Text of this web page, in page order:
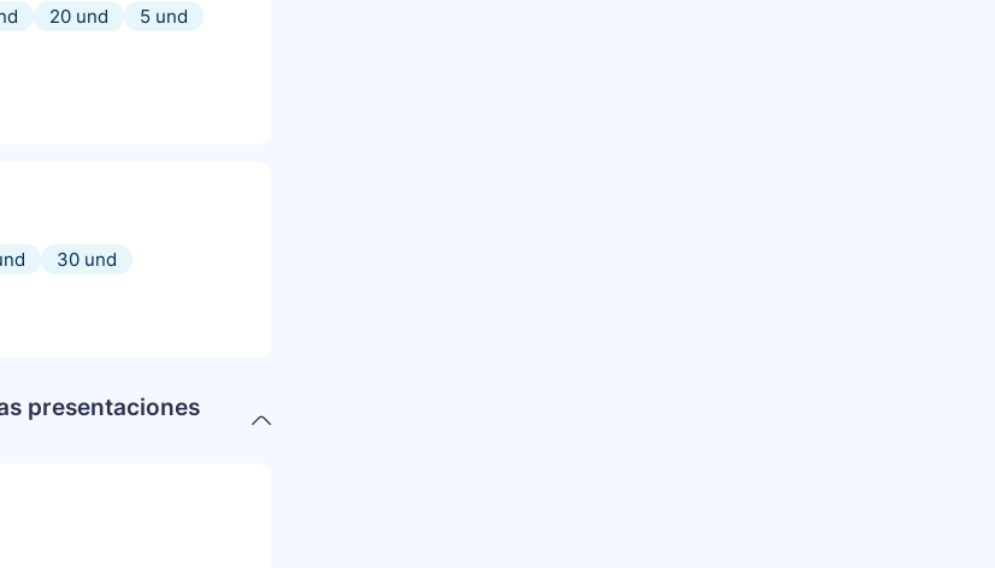
20 und
5 und
30 und
presentaciones